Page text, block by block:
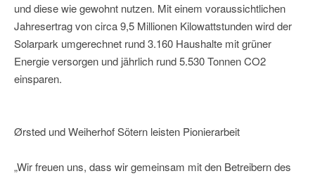
und diese wie gewohnt nutzen. Mit einem voraussichtlichen
Jahresertrag von circa 9,5 Millionen Kilowattstunden wird der
Solarpark umgerechnet rund 3.160 Haushalte mit grüner
Energie versorgen und jährlich rund 5.530 Tonnen CO2
einsparen.
Ørsted und Weiherhof Sötern leisten Pionierarbeit
„Wir freuen uns, dass wir gemeinsam mit den Betreibern des